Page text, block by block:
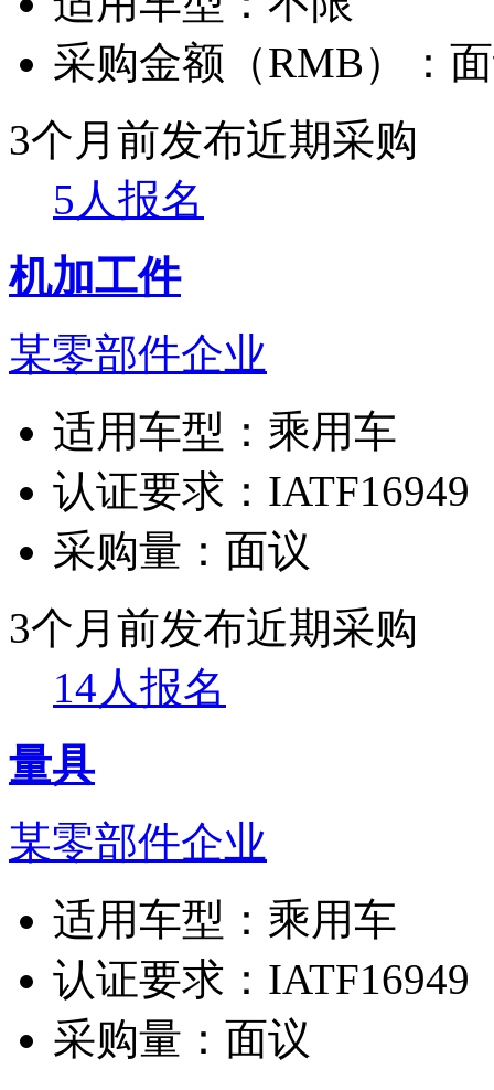
采购金额（RMB）：
3个月前发布近期采购
5人报名
机加工件
某零部件企业
适用车型： 乘用车
认证要求： IATF16949
采购量： 面议
3个月前发布近期采购
14人报名
量具
某零部件企业
适用车型： 乘用车
认证要求： IATF16949
采购量： 面议